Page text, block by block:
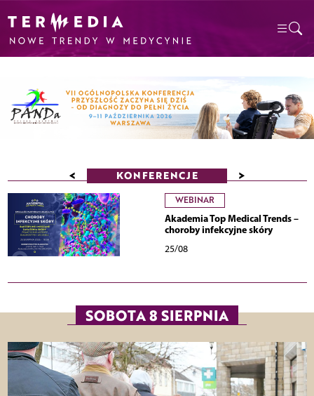
< KONFERENCJE >
WEBINAR
Akademia Top Medical Trends –
choroby infekcyjne skóry
25/08
SOBOTA 8 SIERPNIA